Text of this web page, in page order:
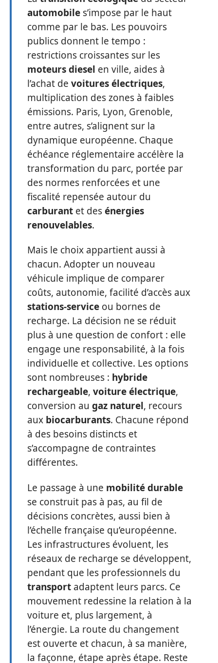
automobile s’impose par le haut
comme par le bas. Les pouvoirs
publics donnent le tempo :
restrictions croissantes sur les
moteurs diesel en ville, aides à
l’achat de voitures électriques,
multiplication des zones à faibles
émissions. Paris, Lyon, Grenoble,
entre autres, s’alignent sur la
dynamique européenne. Chaque
échéance réglementaire accélère la
transformation du parc, portée par
des normes renforcées et une
fiscalité repensée autour du
carburant et desénergies
renouvelables.
Mais le choix appartient aussi à
chacun. Adopter un nouveau
véhicule implique de comparer
coûts, autonomie, facilité d’accès aux
stations-service ou bornes de
recharge. La décision ne se réduit
plus à une question de confort : elle
engage une responsabilité, à la fois
individuelle et collective. Les options
sont nombreuses : hybride
rechargeable, voiture électrique,
conversion au gaz naturel, recours
aux biocarburants. Chacune répond
à des besoins distincts et
s’accompagne de contraintes
différentes.
Le passage à une mobilité durable
se construit pas à pas, au fil de
décisions concrètes, aussi bien à
l’échelle française qu’européenne.
Les infrastructures évoluent, les
réseaux de recharge se développent,
pendant que les professionnels du
transport adaptent leurs parcs. Ce
mouvement redessine la relation à la
voiture et, plus largement, à
l’énergie. La route du changement
est ouverte et chacun, à sa manière,
la façonne, étape après étape. Reste